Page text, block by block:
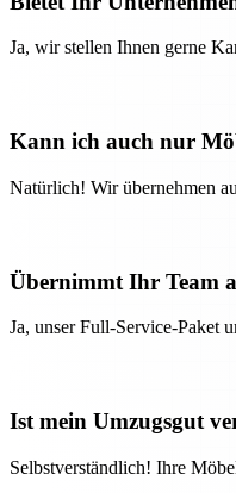
Ja, wir stellen Ihnen gerne
Kann ich auch nur
Natürlich! Wir übernehmen
Übernimmt Ihr Team
Ja, unser Full-Service-Paket
Ist mein Umzugsgut
Selbstverständlich! Ihre